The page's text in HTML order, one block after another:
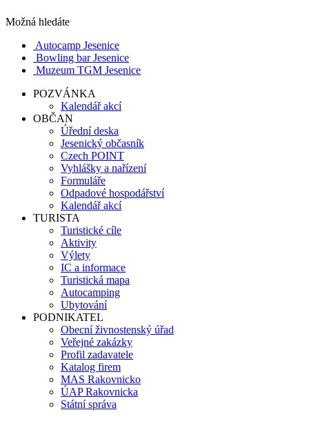
Možná hledáte
Autocamp Jesenice
Bowling bar Jesenice
Muzeum TGM Jesenice
POZVÁNKA
Kalendář akcí
OBČAN
Úřední deska
Jesenický občasník
Czech POINT
Vyhlášky a nařízení
Formuláře
Odpadové hospodářství
Kalendář akcí
TURISTA
Turistické cíle
Aktivity
Výlety
IC a informace
Turistická mapa
Autocamping
Ubytování
PODNIKATEL
Obecní živnostenský úřad
Veřejné zakázky
Profil zadavatele
Katalog firem
MAS Rakovnicko
ÚAP Rakovnicka
Státní správa